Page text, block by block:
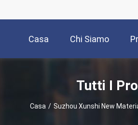
Casa Chi Siamo
Tutti I
Casa / Suzhou Xunshi New